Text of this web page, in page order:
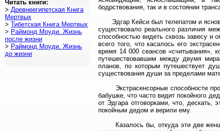
бодрствования, так и в состоянии
Эдгар Кейси был телепатом и
существовало реального различия
способностью видеть сквозь завесу и
всего того, что касалось его
время 14 000 сеансов «считывания»,
путешествовавшим между двумя
планов, по которым путешествует
существования души за пределами
Экстрасенсорные способности
бабушке, что часто видит покойного
от Эдгара отговорками, что, дескать,
покойным дедом и верили ему.
Казалось бы, откуда эти две
Читать книги:
> Древнеегипетская Книга
Мертвых
> Тибетская Книга Мертвых
> Раймонд Моуди. Жизнь
после жизни
> Раймонд Моуди. Жизнь
до жизни